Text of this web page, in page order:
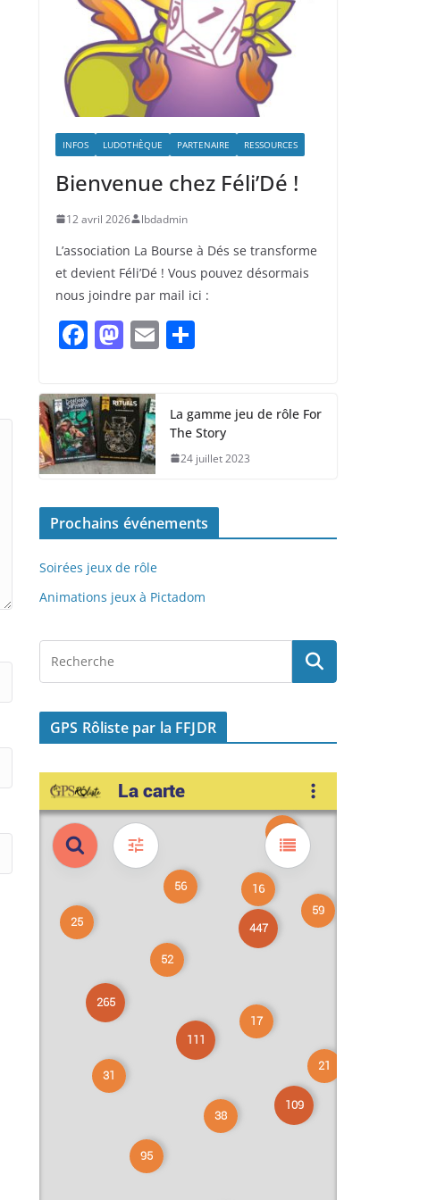
INFOS LUDOTHÈQUE PARTENAIRE RESSOURCES
Bienvenue chez Féli’Dé !
12 avril 2026 lbdadmin
L’association La Bourse à Dés se transforme
et devient Féli’Dé ! Vous pouvez désormais
nous joindre par mail ici :
F
a
c
e
b
o
o
k
M
a
st
o
d
o
n
E
m
g
er
La gamme jeu de rôle For
The Story
24 juillet 2023
Prochains événements
Soirées jeux de rôle
Animations jeux à Pictadom
GPS Rôliste par la FFJDR